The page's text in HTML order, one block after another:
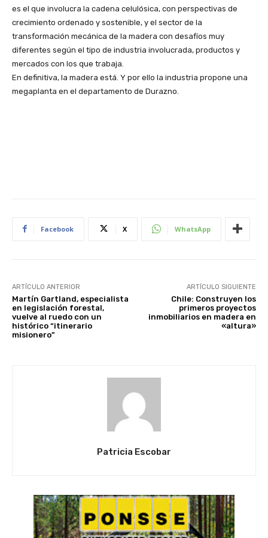
es el que involucra la cadena celulósica, con perspectivas de
crecimiento ordenado y sostenible, y el sector de la
transformación mecánica de la madera con desafíos muy
diferentes según el tipo de industria involucrada, productos y
mercados con los que trabaja.
En definitiva, la madera está. Y por ello la industria propone una
megaplanta en el departamento de Durazno.
Facebook X WhatsApp
ARTÍCULO ANTERIOR
Martín Gartland, especialista
en legislación forestal,
vuelve al ruedo con un
histórico “itinerario
misionero”
ARTÍCULO SIGUIENTE
Chile: Construyen los
primeros proyectos
inmobiliarios en madera en
«altura»
Patricia Escobar